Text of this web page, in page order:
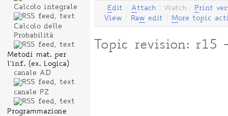
Edit Attach Watch Print
View
Raw edit More topic
Topic revision:
Calcolo integrale
Calcolo delle
Probabilità
Metodi mat. per
l'inf. (ex. Logica)
canale AD
canale PZ
Programmazione